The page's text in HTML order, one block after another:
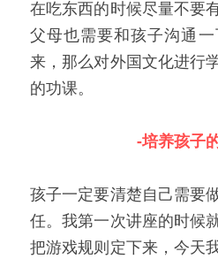
在吃东西的时候尽量不要
父母也需要和孩子沟通
来，那么对外国文化进行
的功课。
-培养孩子
孩子一定要清楚自己需要
任。我第一次讲座的时候
把游戏规则定下来，今天